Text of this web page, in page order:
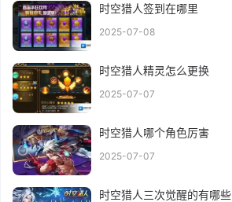
时空猎人签到在哪里
2025-07-08
时空猎人精灵怎么更换
2025-07-07
时空猎人哪个角色厉害
2025-07-07
时空猎人三次觉醒的有哪些